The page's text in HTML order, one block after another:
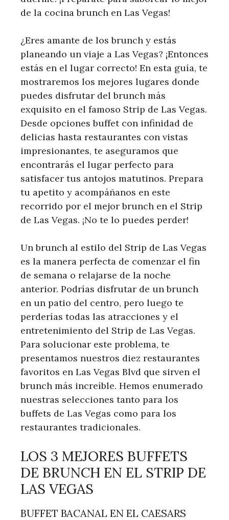
de la cocina brunch en Las Vegas!
¿Eres amante de los brunch y estás
planeando un viaje a Las Vegas? ¡Entonces
estás en el lugar correcto! En esta guía, te
mostraremos los mejores lugares donde
puedes disfrutar del brunch más
exquisito en el famoso Strip de Las Vegas.
Desde opciones buffet con infinidad de
delicias hasta restaurantes con vistas
impresionantes, te aseguramos que
encontrarás el lugar perfecto para
satisfacer tus antojos matutinos. Prepara
tu apetito y acompáñanos en este
recorrido por el mejor brunch en el Strip
de Las Vegas. ¡No te lo puedes perder!
Un brunch al estilo del Strip de Las Vegas
es la manera perfecta de comenzar el fin
de semana o relajarse de la noche
anterior. Podrías disfrutar de un brunch
en un patio del centro, pero luego te
perderías todas las atracciones y el
entretenimiento del Strip de Las Vegas.
Para solucionar este problema, te
presentamos nuestros diez restaurantes
favoritos en Las Vegas Blvd que sirven el
brunch más increíble. Hemos enumerado
nuestras selecciones tanto para los
buffets de Las Vegas como para los
restaurantes tradicionales.
LOS 3 MEJORES BUFFETS
DE BRUNCH EN EL STRIP DE
LAS VEGAS
BUFFET BACANAL EN EL CAESARS